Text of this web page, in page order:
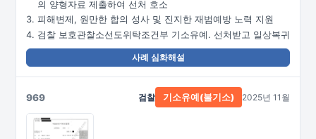
의 양형자료 제출하여 선처 호소
피해변제, 원만한 합의 성사 및 진지한 재범예방 노력 지원
검찰 보호관찰소선도위탁조건부 기소유예. 선처받고 일상복귀
사례 심화해설
969 검찰 기소유예(불기소) 2025년 11월